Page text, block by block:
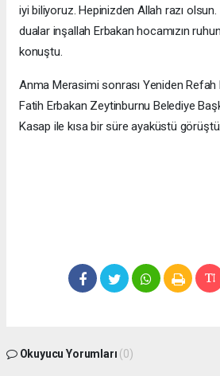
iyi biliyoruz. Hepinizden Allah razı olsun.
dualar inşallah Erbakan hocamızın
konuştu.
Anma Merasimi sonrası Yeniden Refah
Fatih Erbakan Zeytinburnu Belediye
Kasap ile kısa bir süre ayaküstü görüştü.
Okuyucu Yorumları (0)